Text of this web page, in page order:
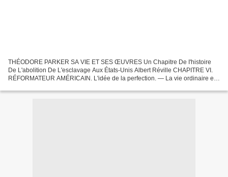
THÉODORE PARKER SA VIE ET SES ŒUVRES Un Chapitre De I'histoire
De L'abolition De L'esclavage Aux États-Unis Albert Réville CHAPITRE VI.
RÉFORMATEUR AMÉRICAIN. L'idée de la perfection. — La vie ordinaire et